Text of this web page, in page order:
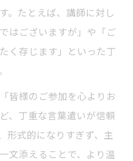
。たとえば、講師に対し
はございますが」や「ご
く存じます」といった丁
皆様のご参加を心よりお
、丁重な言葉遣いが信頼
形式的になりすぎず、主
文添えることで、より温